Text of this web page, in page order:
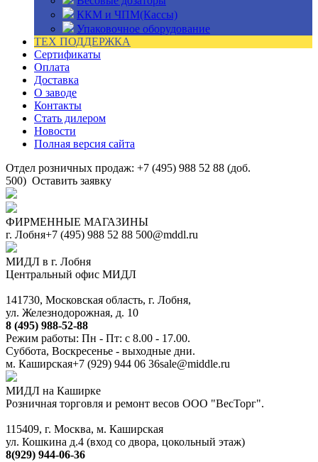
ККМ и ЧПМ(Кассы)
Упаковочное оборудование
ТЕХ ПОДДЕРЖКА
Сертификаты
Оплата
Доставка
О заводе
Контакты
Стать дилером
Новости
Полная версия сайта
Отдел розничных продаж: +7 (495) 988 52 88 (доб.
500) Оставить заявку
ФИРМЕННЫЕ МАГАЗИНЫ
г. Лобня+7 (495) 988 52 88 500@mddl.ru
МИДЛ в г. Лобня
Центральный офис МИДЛ
141730, Московская область, г. Лобня,
ул. Железнодорожная, д. 10
8 (495) 988-52-88
Режим работы: Пн - Пт: с 8.00 - 17.00.
Суббота, Воскресенье - выходные дни.
м. Каширская+7 (929) 944 06 36sale@middle.ru
МИДЛ на Каширке
Розничная торговля и ремонт весов ООО "ВесТорг".
115409, г. Москва, м. Каширская
ул. Кошкина д.4 (вход со двора, цокольный этаж)
8(929) 944-06-36